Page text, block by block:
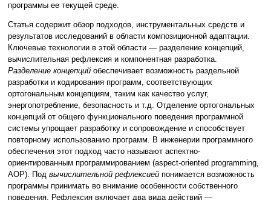
программы ее текущей среде.
Статья содержит обзор подходов, инструментальных средств и
результатов исследований в области композиционной адаптации.
Ключевые технологии в этой области — разделение концепций,
вычислительная рефлексия и компонентная разработка.
Разделение концепций обеспечивает возможность раздельной
разработки и кодирования программ, соответствующих
ортогональным концепциям, таким как качество услуг,
энергопотребление, безопасность и т.д. Отделение ортогональных
концепций от общего функционального поведения программной
системы упрощает разработку и сопровождение и способствует
повторному использованию программ. В инженерии программного
обеспечения этот подход часто называют аспектно-
ориентированным программированием (aspect-oriented programming,
AOP). Под вычислительной рефлексией понимается возможность
программы принимать во внимание особенности собственного
поведения. Рефлексия включает два вида действий —